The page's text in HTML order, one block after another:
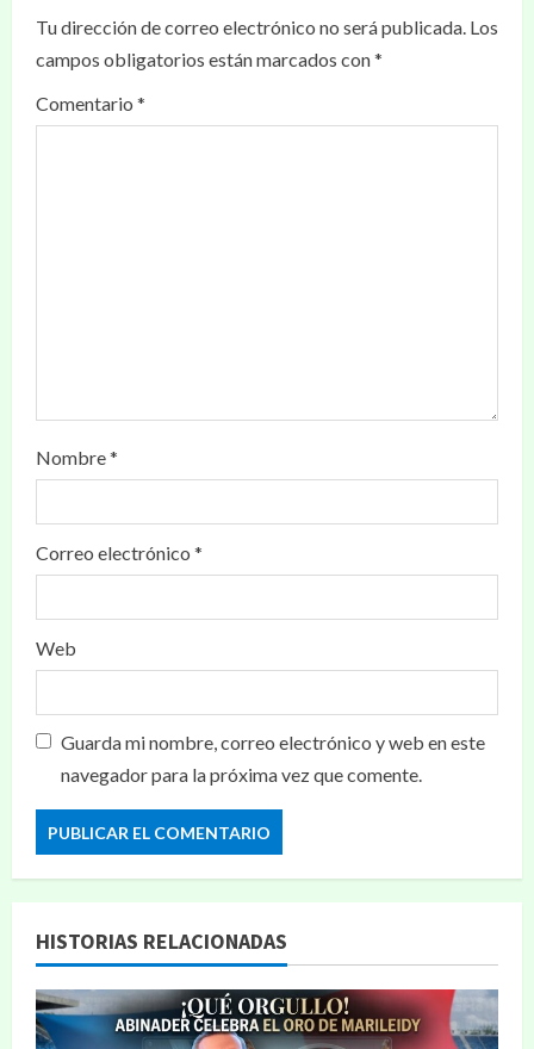
Tu dirección de correo electrónico no será publicada. Los
campos obligatorios están marcados con*
Comentario *
Nombre*
Correo electrónico *
Web
Guarda mi nombre, correo electrónico y web en este
navegador para la próxima vez que comente.
HISTORIAS RELACIONADAS